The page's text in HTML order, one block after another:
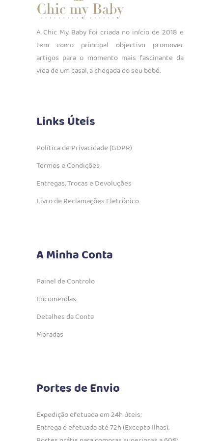
A Chic My Baby foi criada no início de 2018 e
tem como principal objectivo promover
artigos para o momento mais fascinante da
vida de um casal, a chegada do seu bebé.
Links Úteis
Política de Privacidade (GDPR)
Termos e Condições
Entregas, Trocas e Devoluções
Livro de Reclamações Eletrónico
A Minha Conta
Painel de Controlo
Encomendas
Detalhes da Conta
Moradas
Portes de Envio
Expedição efetuada em 24h úteis;
Entrega é efetuada até 72h (Excepto Ilhas).